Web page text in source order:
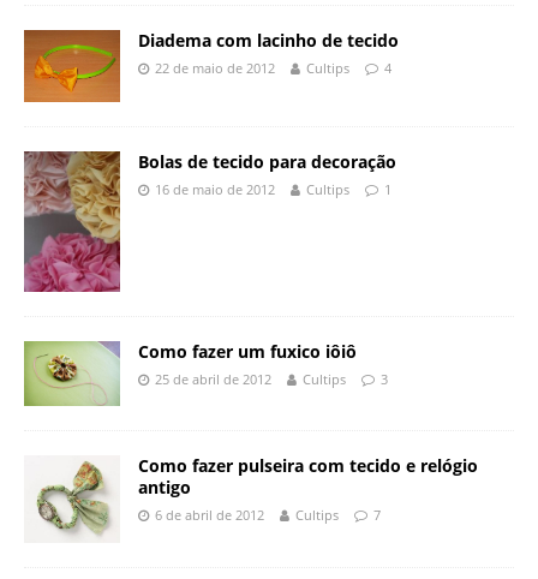
Diadema com lacinho de tecido
22 de maio de 2012 Cultips 4
Bolas de tecido para decoração
16 de maio de 2012 Cultips 1
Como fazer um fuxico iôiô
25 de abril de 2012 Cultips 3
Como fazer pulseira com tecido e relógio
antigo
6 de abril de 2012 Cultips 7